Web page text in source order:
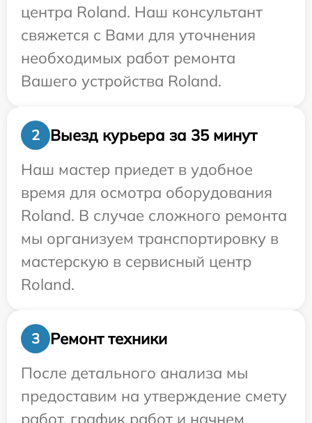
центра Roland. Наш консультант
свяжется с Вами для уточнения
необходимых работ ремонта
Вашего устройства Roland.
2
Выезд курьера за 35 минут
Наш мастер приедет в удобное
время для осмотра оборудования
Roland. В случае сложного ремонта
мы организуем транспортировку в
мастерскую в сервисный центр
Roland.
3
Ремонт техники
После детального анализа мы
предоставим на утверждение смету
работ, график работ и начнем